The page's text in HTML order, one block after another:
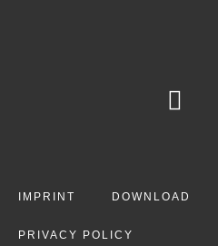
IMPRINT DOWNLOAD
PRIVACY POLICY